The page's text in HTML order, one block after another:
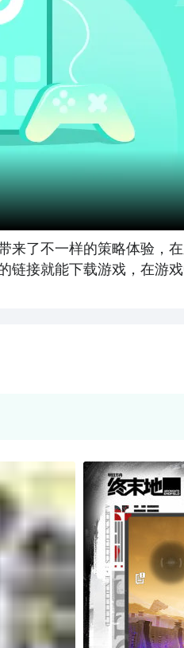
了不一样的策略体验，
接就能下载游戏，在游